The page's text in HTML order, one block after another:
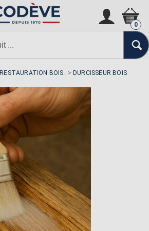
0
RESTAURATION BOIS > DURCISSEUR BOIS